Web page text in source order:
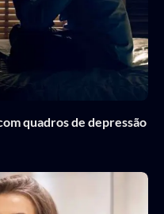
quadros de depressão